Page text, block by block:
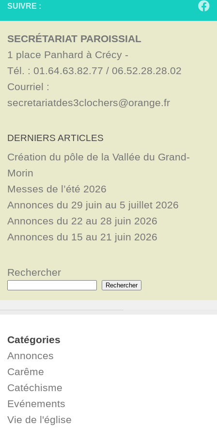
SUIVRE :
SECRÉTARIAT PAROISSIAL
1 place Panhard à Crécy -
Tél. : 01.64.63.82.77 / 06.52.28.28.02
Courriel :
secretariatdes3clochers@orange.fr
DERNIERS ARTICLES
Création du pôle de la Vallée du Grand-
Morin
Messes de l’été 2026
Annonces du 29 juin au 5 juillet 2026
Annonces du 22 au 28 juin 2026
Annonces du 15 au 21 juin 2026
Rechercher
Rechercher
Catégories
Annonces
Carême
Catéchisme
Evénements
Vie de l'église